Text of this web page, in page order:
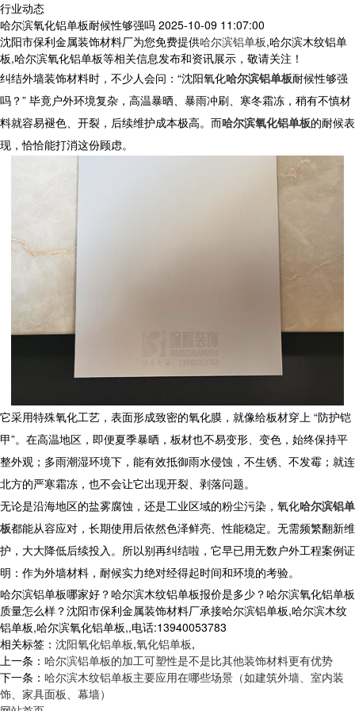
行业动态
哈尔滨氧化铝单板耐候性够强吗 2025-10-09 11:07:00
沈阳市保利金属装饰材料厂为您免费提供哈尔滨铝单板,哈尔滨木纹铝单
板,哈尔滨氧化铝单板等相关信息发布和资讯展示，敬请关注！
纠结外墙装饰材料时，不少人会问：“沈阳氧化哈尔滨铝单板耐候性够强
吗？” 毕竟户外环境复杂，高温暴晒、暴雨冲刷、寒冬霜冻，稍有不慎材
料就容易褪色、开裂，后续维护成本极高。而哈尔滨氧化铝单板的耐候表
现，恰恰能打消这份顾虑。
它采用特殊氧化工艺，表面形成致密的氧化膜，就像给板材穿上 “防护铠
甲”。在高温地区，即便夏季暴晒，板材也不易变形、变色，始终保持平
整外观；多雨潮湿环境下，能有效抵御雨水侵蚀，不生锈、不发霉；就连
北方的严寒霜冻，也不会让它出现开裂、剥落问题。​
无论是沿海地区的盐雾腐蚀，还是工业区域的粉尘污染， 氧化哈尔滨铝单
板都能从容应对，长期使用后依然色泽鲜亮、性能稳定。无需频繁翻新维
护，大大降低后续投入。所以别再纠结啦，它早已用无数户外工程案例证
明：作为外墙材料，耐候实力绝对经得起时间和环境的考验。
哈尔滨铝单板哪家好？哈尔滨木纹铝单板报价是多少？哈尔滨氧化铝单板
质量怎么样？沈阳市保利金属装饰材料厂承接哈尔滨铝单板,哈尔滨木纹
铝单板,哈尔滨氧化铝单板,,电话:13940053783
相关标签： 沈阳氧化铝单板,氧化铝单板,
上一条： 哈尔滨铝单板的加工可塑性是不是比其他装饰材料更有优势
下一条： 哈尔滨木纹铝单板主要应用在哪些场景（如建筑外墙、室内装
饰、家具面板、幕墙）